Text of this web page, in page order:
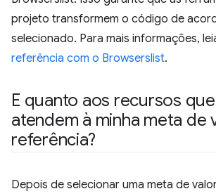
projeto transformem o código de
selecionado. Para mais informações,
referência com o Browserslist.
E quanto aos recursos
atendem à minha meta de
referência?
Depois de selecionar uma meta de